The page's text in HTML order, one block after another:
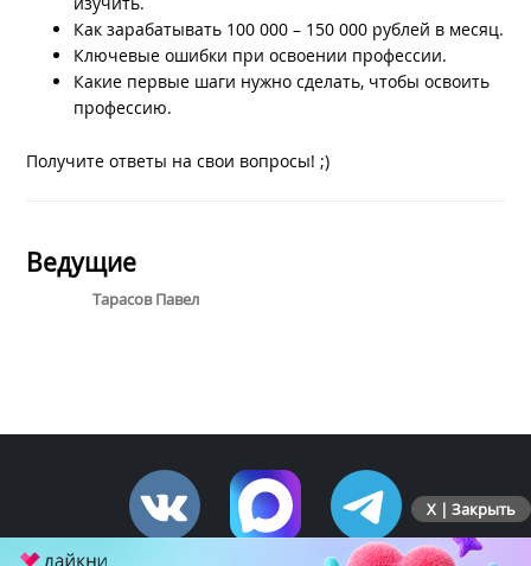
Как зарабатывать 100 000 – 150 000 рублей в месяц.
Ключевые ошибки при освоении профессии.
Какие первые шаги нужно сделать, чтобы освоить
профессию.
Получите ответы на свои вопросы! ;)
Ведущие
Тарасов Павел
X | Закрыть